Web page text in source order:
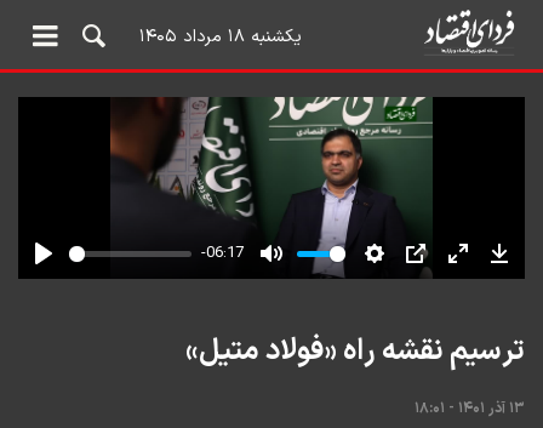
یکشنبه ۱۸ مرداد ۱۴۰۵
ترسیم نقشه راه «فولاد متیل»
۱۳ آذر ۱۴۰۱ - ۱۸:۰۱